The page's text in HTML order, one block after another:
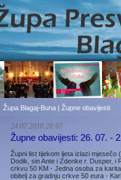
Župa Blagaj-Buna | Župne obavijesti
24.07.2010 20:07
Župne obavijesti: 26. 07. -
Župni list tijekom ljeta izlazi
Dodik, sin Ante i Zdenke r. Dusper, i
crkvu 50 KM - Jedna osoba za
obitelj za gradnju crkve 50 eura -